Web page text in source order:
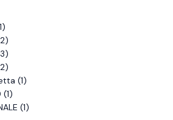
(1)
(1)
(1)